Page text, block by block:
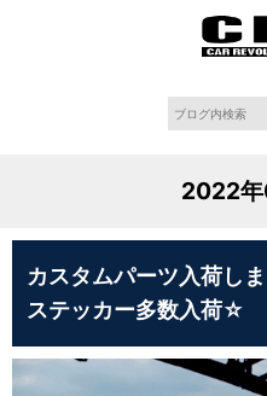
2022年
カスタムパーツ入荷し
ステッカー多数入荷☆